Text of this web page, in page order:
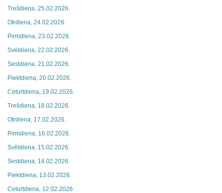
Trešdiena, 25.02.2026.
Otrdiena, 24.02.2026.
Pirmdiena, 23.02.2026.
Svētdiena, 22.02.2026.
Sestdiena, 21.02.2026.
Piektdiena, 20.02.2026.
Ceturtdiena, 19.02.2026.
Trešdiena, 18.02.2026.
Otrdiena, 17.02.2026.
Pirmdiena, 16.02.2026.
Svētdiena, 15.02.2026.
Sestdiena, 14.02.2026.
Piektdiena, 13.02.2026.
Ceturtdiena, 12.02.2026.